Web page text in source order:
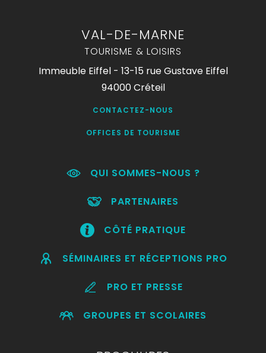
VAL-DE-MARNE
TOURISME & LOISIRS
Immeuble Eiffel - 13-15 rue Gustave Eiffel
94000 Créteil
CONTACTEZ-NOUS
OFFICES DE TOURISME
QUI SOMMES-NOUS ?
PARTENAIRES
CÔTÉ PRATIQUE
SÉMINAIRES ET RÉCEPTIONS PRO
PRO ET PRESSE
GROUPES ET SCOLAIRES